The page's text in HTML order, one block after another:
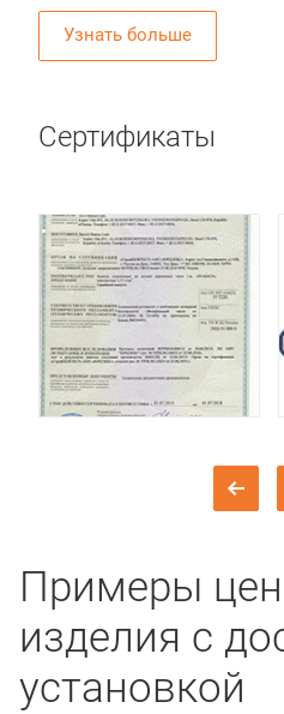
Узнать больше
Сертификаты
Примеры
изделия с
установкой